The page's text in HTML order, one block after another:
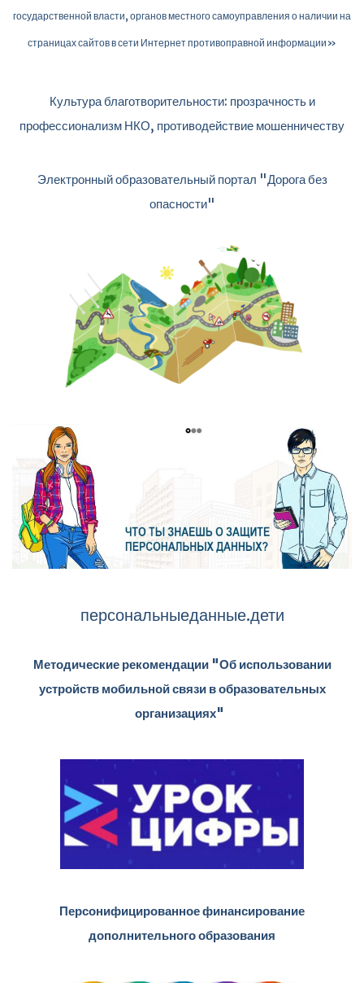
государственной власти, органов местного самоуправления о наличии на
страницах сайтов в сети Интернет противоправной информации»
Культура благотворительности: прозрачность и
профессионализм НКО, противодействие мошенничеству
Электронный образовательный портал "Дорога без
опасности"
персональныеданные.дети
Методические рекомендации "Об использовании
устройств мобильной связи в образовательных
организациях"
Персонифицированное финансирование
дополнительного образования